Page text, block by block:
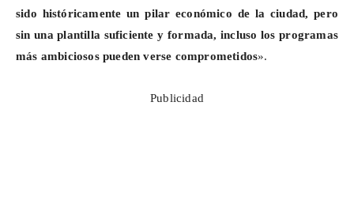
sido históricamente un pilar económico de la ciudad, pero
sin una plantilla suficiente y formada, incluso los programas
más ambiciosos pueden verse comprometidos».
Publicidad